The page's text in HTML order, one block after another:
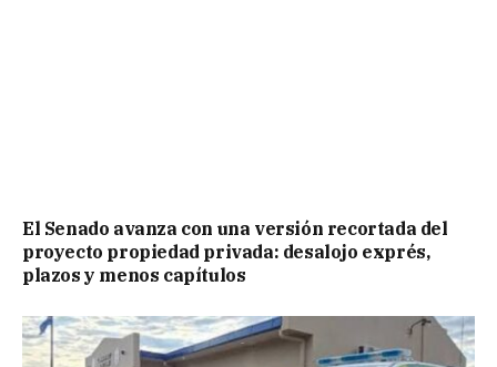
El Senado avanza con una versión recortada del
proyecto propiedad privada: desalojo exprés,
plazos y menos capítulos